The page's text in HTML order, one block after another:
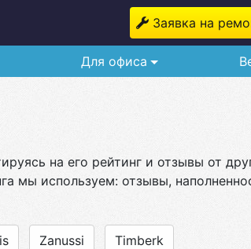
Заявка на
Для офиса
на его рейтинг и отзывы от
мы используем: отзывы,
Zanussi Timberk